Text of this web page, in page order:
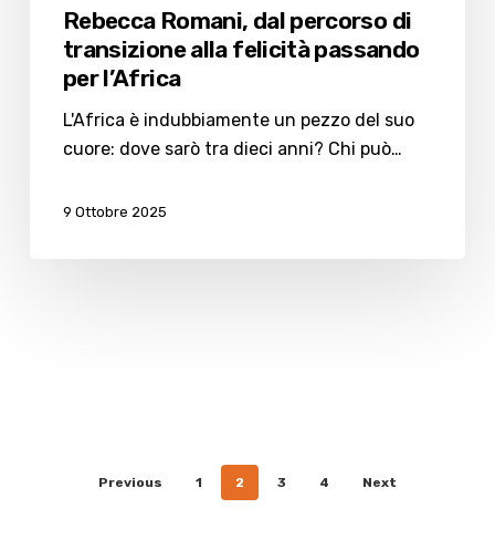
Rebecca Romani, dal percorso di
transizione alla felicità passando
per l’Africa
L'Africa è indubbiamente un pezzo del suo
cuore: dove sarò tra dieci anni? Chi può…
9 Ottobre 2025
Previous 1 2 3 4 Next